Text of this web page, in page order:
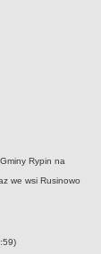
w naborach na
Rypin na
we wsi Rusinowo